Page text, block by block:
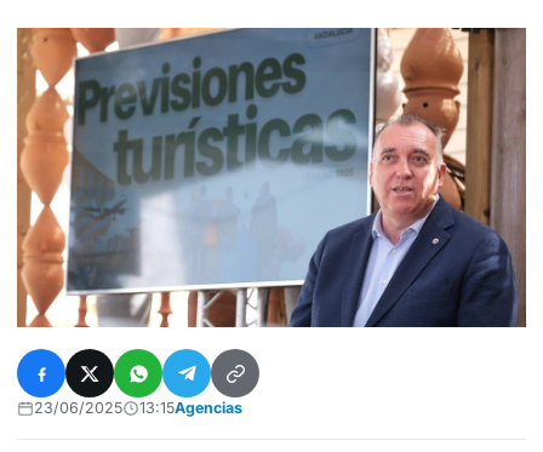
23/06/2025 13:15Agencias